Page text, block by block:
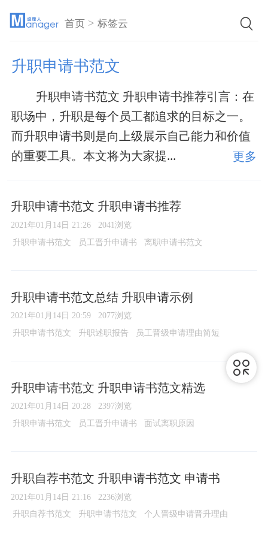
首页 >标签云
升职申请书范文
升职申请书范文 升职申请书推荐引言：在
职场中，升职是每个员工都追求的目标之一。
而升职申请书则是向上级展示自己能力和价值
的重要工具。本文将为大家提...
更多
升职申请书范文 升职申请书推荐
2021年01月14日 21:26 2041浏览
升职申请书范文 员工晋升申请书 离职申请书范文
升职申请书范文总结 升职申请示例
2021年01月14日 20:59 2077浏览
升职申请书范文 升职述职报告 员工晋级申请理由简短
升职申请书范文 升职申请书范文精选
2021年01月14日 20:28 2397浏览
升职申请书范文 员工晋升申请书 面试离职原因
升职自荐书范文 升职申请书范文 申请书
2021年01月14日 21:16 2236浏览
升职自荐书范文 升职申请书范文 个人晋级申请晋升理由